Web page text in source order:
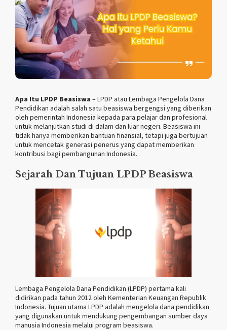
Apa Itu LPDP Beasiswa – LPDP atau Lembaga Pengelola Dana
Pendidikan adalah salah satu beasiswa bergengsi yang diberikan
oleh pemerintah Indonesia kepada para pelajar dan profesional
untuk melanjutkan studi di dalam dan luar negeri. Beasiswa ini
tidak hanya memberikan bantuan finansial, tetapi juga bertujuan
untuk mencetak generasi penerus yang dapat memberikan
kontribusi bagi pembangunan Indonesia.
Sejarah Dan Tujuan LPDP Beasiswa
Lembaga Pengelola Dana Pendidikan (LPDP) pertama kali
didirikan pada tahun 2012 oleh Kementerian Keuangan Republik
Indonesia. Tujuan utama LPDP adalah mengelola dana pendidikan
yang digunakan untuk mendukung pengembangan sumber daya
manusia Indonesia melalui program beasiswa.